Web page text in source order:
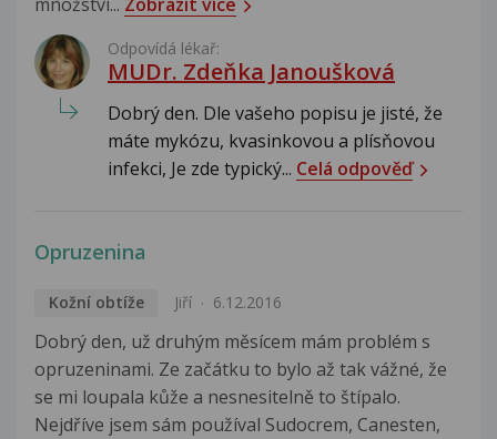
Odpovídá lékař:
MUDr. Zdeňka Janoušková
Dobrý den. Dle vašeho popisu je jisté, že
máte mykózu, kvasinkovou a plísňovou
infekci, Je zde typický... Celá odpověď
Opruzenina
Kožní obtíže Jiří 6.12.2016
Dobrý den, už druhým měsícem mám problém s
opruzeninami. Ze začátku to bylo až tak vážné, že
se mi loupala kůže a nesnesitelně to štípalo.
Nejdříve jsem sám používal Sudocrem, Canesten,